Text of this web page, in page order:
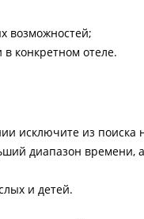
возможностей;
конкретном отеле.
исключите из
диапазон времени,
и детей.